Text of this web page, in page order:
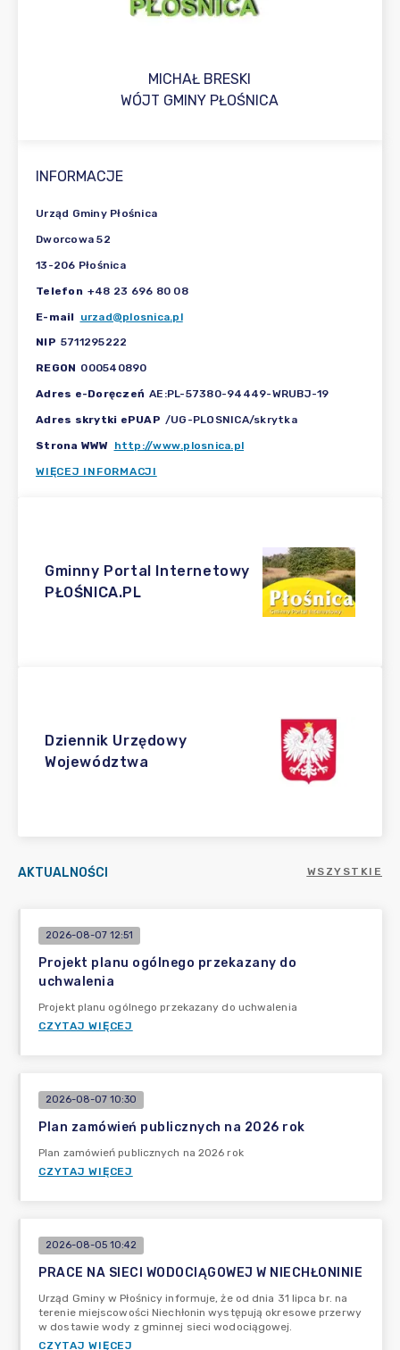
MICHAŁ BRESKI
WÓJT GMINY PŁOŚNICA
INFORMACJE
Urząd Gminy Płośnica
Dworcowa 52
13-206 Płośnica
Telefon +48 23 696 80 08
E-mail urzad@plosnica.pl
NIP 5711295222
REGON 000540890
Adres e-Doręczeń AE:PL-57380-94449-WRUBJ-19
Adres skrytki ePUAP /UG-PLOSNICA/skrytka
Strona WWW http://www.plosnica.pl
WIĘCEJ INFORMACJI
Gminny Portal Internetowy
PŁOŚNICA.PL
Dziennik Urzędowy
Województwa
AKTUALNOŚCI WSZYSTKIE
2026-08-07 12:51
Projekt planu ogólnego przekazany do
uchwalenia
Projekt planu ogólnego przekazany do uchwalenia
CZYTAJ WIĘCEJ
2026-08-07 10:30
Plan zamówień publicznych na 2026 rok
Plan zamówień publicznych na 2026 rok
CZYTAJ WIĘCEJ
2026-08-05 10:42
PRACE NA SIECI WODOCIĄGOWEJ W NIECHŁONINIE
Urząd Gminy w Płośnicy informuje, że od dnia 31 lipca br. na
terenie miejscowości Niechłonin występują okresowe przerwy
w dostawie wody z gminnej sieci wodociągowej.
CZYTAJ WIĘCEJ